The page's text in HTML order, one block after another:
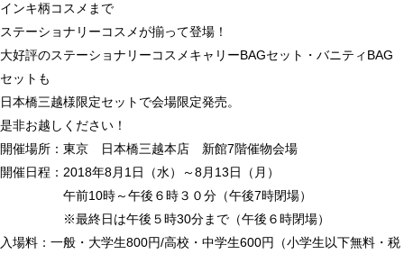
インキ柄コスメまで
ステーショナリーコスメが揃って登場！
大好評のステーショナリーコスメキャリーBAGセット・バニティBAG
セットも
日本橋三越様限定セットで会場限定発売。
是非お越しください！
開催場所：東京 日本橋三越本店 新館7階催物会場
開催日程：2018年8月1日（水）～8月13日（月）
午前10時～午後６時３０分（午後7時閉場）
※最終日は午後５時30分まで（午後６時閉場）
入場料：一般・大学生800円/高校・中学生600円（小学生以下無料・税